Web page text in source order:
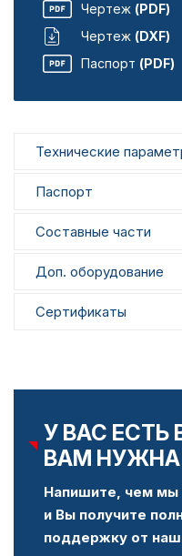
Чертеж (PDF)
Чертеж (DXF)
Паспорт (PDF)
Технические
Паспорт
Составные части
Доп. оборудование
Сертификаты
У ВАС ЕСТЬ
ВАМ
Напишите, чем
и Вы получите
поддержку от